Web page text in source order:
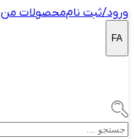
ورود/ثبت ناممحصولات من
FA